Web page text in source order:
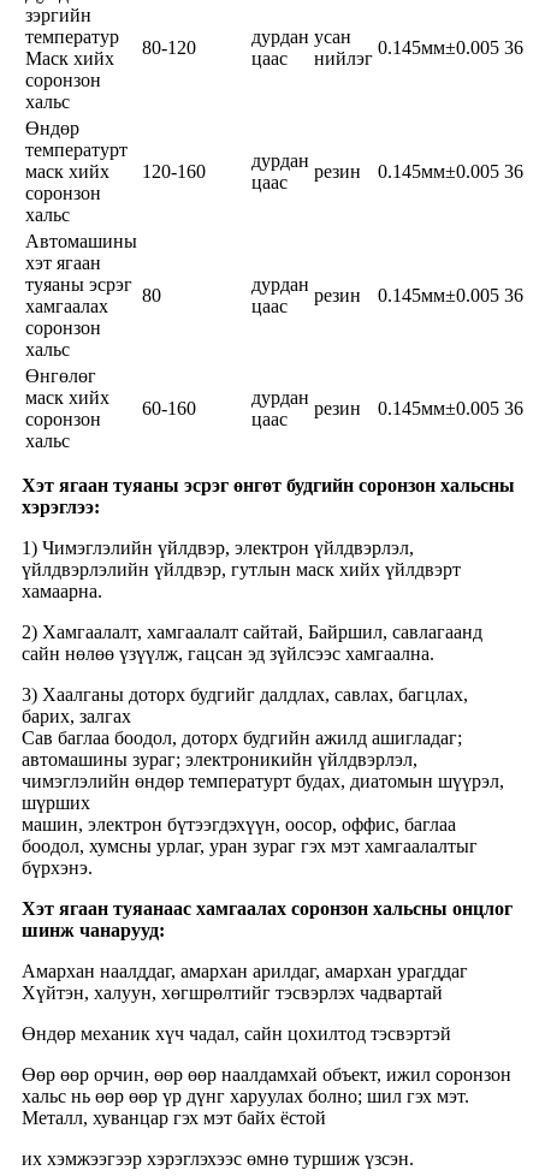
зэргийн
температур
Маск хийх
соронзон
хальс
80-120
дурдан
цаас
усан
нийлэг
0.145мм±0.005 36
Өндөр
температурт
маск хийх
соронзон
хальс
120-160
дурдан
цаас
резин 0.145мм±0.005 36
Автомашины
хэт ягаан
туяаны эсрэг
хамгаалах
соронзон
хальс
80
дурдан
цаас
резин 0.145мм±0.005 36
Өнгөлөг
маск хийх
соронзон
хальс
60-160
дурдан
цаас
резин 0.145мм±0.005 36
Хэт ягаан туяаны эсрэг өнгөт будгийн соронзон хальсны
хэрэглээ:
1) Чимэглэлийн үйлдвэр, электрон үйлдвэрлэл,
үйлдвэрлэлийн үйлдвэр, гутлын маск хийх үйлдвэрт
хамаарна.
2) Хамгаалалт, хамгаалалт сайтай, Байршил, савлагаанд
сайн нөлөө үзүүлж, гацсан эд зүйлсээс хамгаална.
3) Хаалганы доторх будгийг далдлах, савлах, багцлах,
барих, залгах
Сав баглаа боодол, доторх будгийн ажилд ашигладаг;
автомашины зураг; электроникийн үйлдвэрлэл,
чимэглэлийн өндөр температурт будах, диатомын шүүрэл,
шүрших
машин, электрон бүтээгдэхүүн, оосор, оффис, баглаа
боодол, хумсны урлаг, уран зураг гэх мэт хамгаалалтыг
бүрхэнэ.
Хэт ягаан туяанаас хамгаалах соронзон хальсны онцлог
шинж чанарууд:
Амархан наалддаг, амархан арилдаг, амархан урагддаг
Хүйтэн, халуун, хөгшрөлтийг тэсвэрлэх чадвартай
Өндөр механик хүч чадал, сайн цохилтод тэсвэртэй
Өөр өөр орчин, өөр өөр наалдамхай объект, ижил соронзон
хальс нь өөр өөр үр дүнг харуулах болно; шил гэх мэт.
Металл, хуванцар гэх мэт байх ёстой
их хэмжээгээр хэрэглэхээс өмнө туршиж үзсэн.